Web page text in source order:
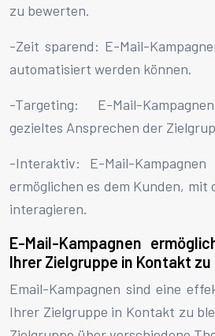
zu bewerten.
-Zeit sparend: E-Mail-
automatisiert werden können.
-Targeting: E-Mail-
gezieltes Ansprechen der
-Interaktiv: E-Mail-
ermöglichen es dem Kunden, mit
interagieren.
E-Mail-Kampagnen
Ihrer Zielgruppe in Kontakt zu
Email-Kampagnen sind eine
Ihrer Zielgruppe in Kontakt zu